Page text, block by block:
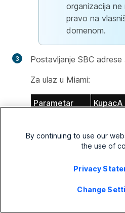
organizacija
pravo na
domenom.
Postavljanje SBC
Za ulaz u Miami:
Parametar KupacA
Naziv
grupiranja linija
Unified
By continuing to use our
the use of
Privacy
Change